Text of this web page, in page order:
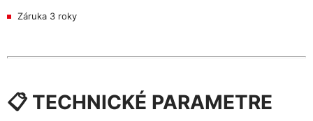
Záruka 3 roky
📋 TECHNICKÉ PARAMETRE